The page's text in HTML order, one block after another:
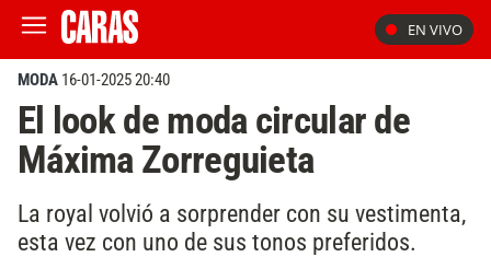
EN VIVO
MODA 16-01-2025 20:40
El look de moda circular de
Máxima Zorreguieta
La royal volvió a sorprender con su vestimenta,
esta vez con uno de sus tonos preferidos.